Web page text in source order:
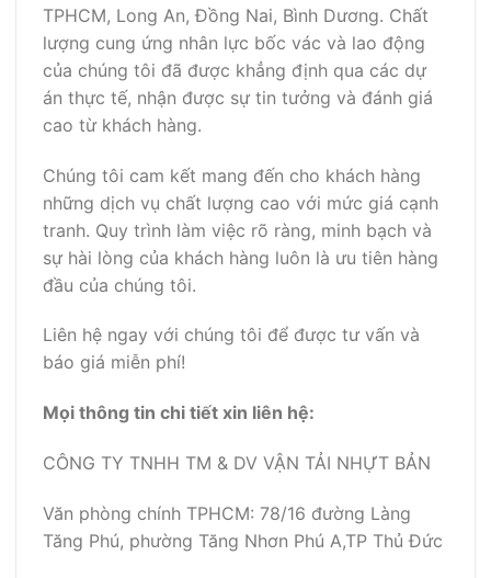
TPHCM, Long An, Đồng Nai, Bình Dương. Chất
lượng cung ứng nhân lực bốc vác và lao động
của chúng tôi đã được khẳng định qua các dự
án thực tế, nhận được sự tin tưởng và đánh giá
cao từ khách hàng.
Chúng tôi cam kết mang đến cho khách hàng
những dịch vụ chất lượng cao với mức giá cạnh
tranh. Quy trình làm việc rõ ràng, minh bạch và
sự hài lòng của khách hàng luôn là ưu tiên hàng
đầu của chúng tôi.
Liên hệ ngay với chúng tôi để được tư vấn và
báo giá miễn phí!
Mọi thông tin chi tiết xin liên hệ:
CÔNG TY TNHH TM & DV VẬN TẢI NHỰT BẢN
Văn phòng chính TPHCM: 78/16 đường Làng
Tăng Phú, phường Tăng Nhơn Phú A,TP Thủ Đức